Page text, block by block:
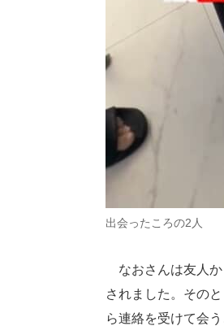
出会ったころの2人
なおさんは友人か
されました。その
ら連絡を受けて会